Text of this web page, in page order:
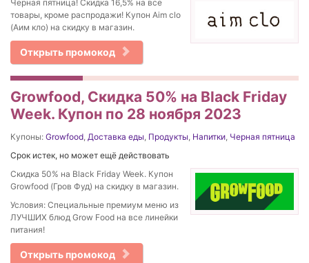
Черная пятница! Скидка 16,5% на все
товары, кроме распродажи! Купон Aim clo
(Аим кло) на скидку в магазин.
Открыть промокод
Growfood, Скидка 50% на Black Friday
Week. Купон по 28 ноября 2023
Купоны: Growfood, Доставка еды, Продукты, Напитки, Черная пятница
Срок истек, но может ещё действовать
Скидка 50% на Black Friday Week. Купон
Growfood (Гров Фуд) на скидку в магазин.
Условия: Специальные премиум меню из
ЛУЧШИХ блюд Grow Food на все линейки
питания!
Открыть промокод